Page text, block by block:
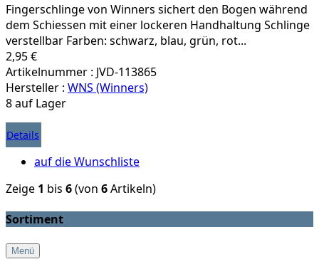
Fingerschlinge von Winners sichert den Bogen während
dem Schiessen mit einer lockeren Handhaltung Schlinge
verstellbar Farben: schwarz, blau, grün, rot...
2,95 €
Artikelnummer : JVD-113865
Hersteller : WNS (Winners)
8 auf Lager
Details
auf die Wunschliste
Zeige 1 bis 6(von 6Artikeln)
Sortiment
Menü